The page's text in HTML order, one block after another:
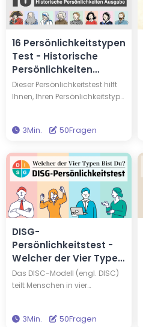
16 Persönlichkeitstypen
Test - Historische
Persönlichkeiten
Ausgabe
Dieser Persönlichkeitstest hilft
Ihnen, Ihren Persönlichkeitstyp
berühmten Menschen Sie den
könnten denselben
Persönlichkeitstyp haben wie
Edison und Einstein! Machen
Sie diesen Test, um neue
Erkenntnisse über sich selbst
und Ihre Persönlichkeit zu
gewinnen.
3Min. 50Fragen
DISG-
Persönlichkeitstest -
Welcher der Vier Typen
Bist Du?
Das DISC-Modell (engl. DISC)
teilt Menschen in vier
Stabilität (S) und
3Min. 50Fragen